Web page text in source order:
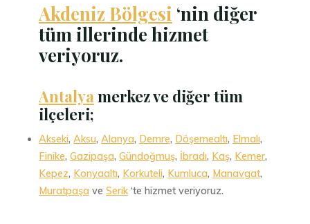
Akdeniz Bölgesi ‘nin diğer
tüm illerinde hizmet
veriyoruz.
Antalya merkez ve diğer tüm
ilçeleri;
Akseki,Aksu,Alanya, Demre, Döşemealtı, Elmalı,
Finike,Gazipaşa,Gündoğmuş, İbradı, Kaş, Kemer,
Kepez, Konyaaltı, Korkuteli, Kumluca, Manavgat,
Muratpaşa veSerik ‘te hizmet veriyoruz.